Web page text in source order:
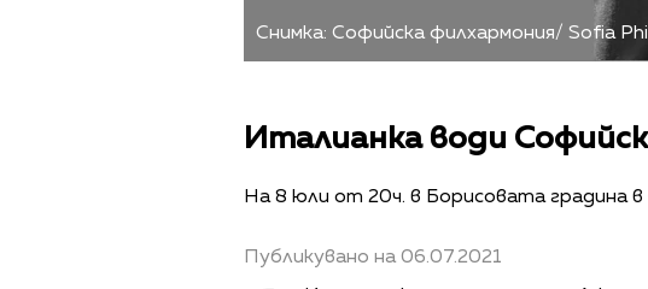
Снимка: Софийска филхармония/ Sofia
Италианка води
На 8 юли от 20ч. в Борисовата градина
Публикувано на 06.07.2021